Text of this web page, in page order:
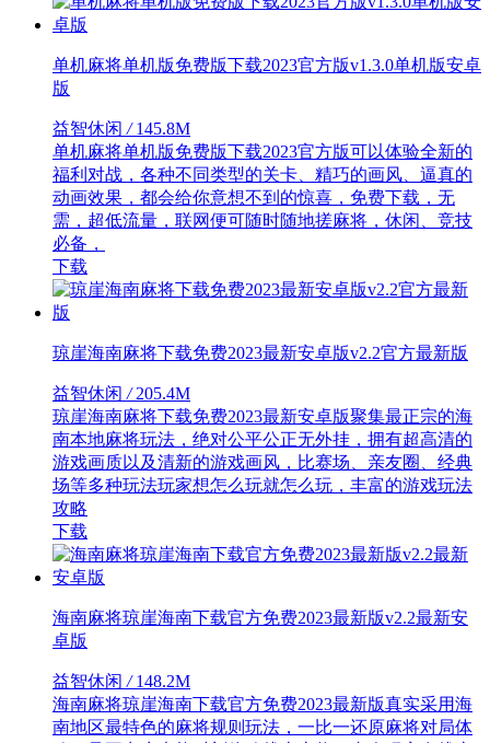
单机麻将单机版免费版下载2023官方版v1.3.0单机版安卓
版
益智休闲 /145.8M
单机麻将单机版免费版下载2023官方版可以体验全新的
福利对战，各种不同类型的关卡、精巧的画风、逼真的
动画效果，都会给你意想不到的惊喜，免费下载，无
需，超低流量，联网便可随时随地搓麻将，休闲、竞技
必备，
下载
琼崖海南麻将下载免费2023最新安卓版v2.2官方最新版
益智休闲 /205.4M
琼崖海南麻将下载免费2023最新安卓版聚集最正宗的海
南本地麻将玩法，绝对公平公正无外挂，拥有超高清的
游戏画质以及清新的游戏画风，比赛场、亲友圈、经典
场等多种玩法玩家想怎么玩就怎么玩，丰富的游戏玩法
攻略
下载
海南麻将琼崖海南下载官方免费2023最新版v2.2最新安
卓版
益智休闲 /148.2M
海南麻将琼崖海南下载官方免费2023最新版真实采用海
南地区最特色的麻将规则玩法，一比一还原麻将对局体